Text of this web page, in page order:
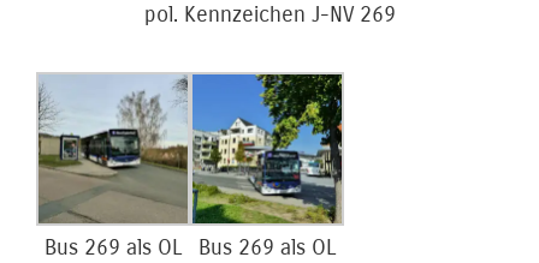
pol. Kennzeichen J-NV 269
Bus 269 als OL
Bus 269 als OL